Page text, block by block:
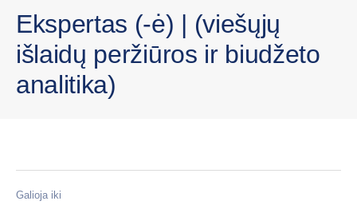
Ekspertas (-ė) | (viešųjų
išlaidų peržiūros ir biudžeto
analitika)
Galioja iki